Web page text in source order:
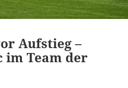
Aufstieg –
im Team der